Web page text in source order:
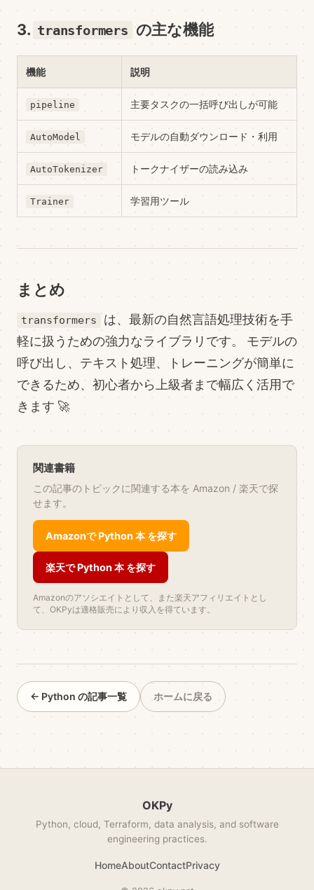
3. transformers の主な機能
機能 説明
pipeline 主要タスクの一括呼び出しが可能
AutoModel モデルの自動ダウンロード・利用
AutoTokenizer トークナイザーの読み込み
Trainer 学習用ツール
まとめ
transformers
は、最新の自然言語処理技術を手
軽に扱うための強力なライブラリです。 モデルの
呼び出し、テキスト処理、トレーニングが簡単に
できるため、初心者から上級者まで幅広く活用で
きます 🚀
関連書籍
この記事のトピックに関連する本を Amazon / 楽天で探
せます。
Amazonで Python 本 を探す
楽天で Python 本 を探す
Amazonのアソシエイトとして、また楽天アフィリエイトとし
て、OKPyは適格販売により収入を得ています。
← Python の記事一覧 ホームに戻る
OKPy
Python, cloud, Terraform, data analysis, and software
engineering practices.
HomeAboutContactPrivacy